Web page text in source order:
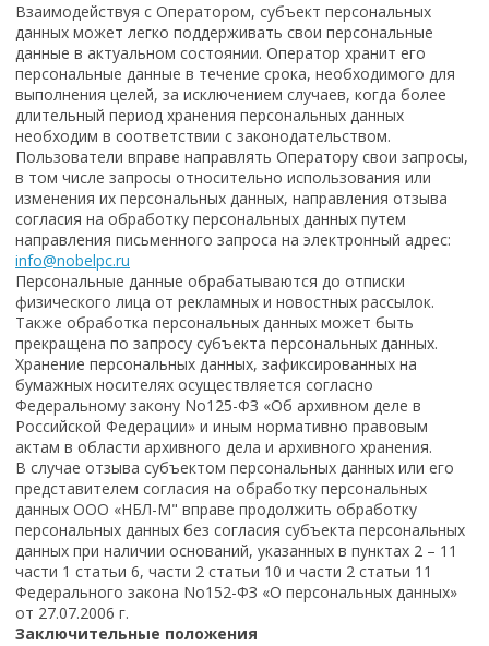
Взаимодействуя с Оператором, субъект персональных
данных может легко поддерживать свои персональные
данные в актуальном состоянии. Оператор хранит его
персональные данные в течение срока, необходимого для
выполнения целей, за исключением случаев, когда более
длительный период хранения персональных данных
необходим в соответствии с законодательством.
Пользователи вправе направлять Оператору свои запросы,
в том числе запросы относительно использования или
изменения их персональных данных, направления отзыва
согласия на обработку персональных данных путем
направления письменного запроса на электронный адрес:
info@nobelpc.ru
Персональные данные обрабатываются до отписки
физического лица от рекламных и новостных рассылок.
Также обработка персональных данных может быть
прекращена по запросу субъекта персональных данных.
Хранение персональных данных, зафиксированных на
бумажных носителях осуществляется согласно
Федеральному закону No125-ФЗ «Об архивном деле в
Российской Федерации» и иным нормативно правовым
актам в области архивного дела и архивного хранения.
В случае отзыва субъектом персональных данных или его
представителем согласия на обработку персональных
данных ООО «НБЛ-М" вправе продолжить обработку
персональных данных без согласия субъекта персональных
данных при наличии оснований, указанных в пунктах 2 – 11
части 1 статьи 6, части 2 статьи 10 и части 2 статьи 11
Федерального закона No152-ФЗ «О персональных данных»
от 27.07.2006 г.
Заключительные положения